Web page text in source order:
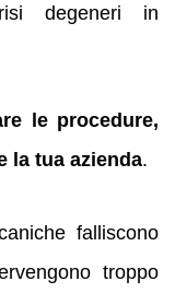
degeneri in
le procedure,
la tua azienda.
falliscono
troppo